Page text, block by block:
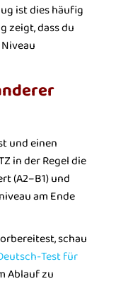
ist dies häufig
zeigt, dass du
und einen
in der Regel die
(A2–B1) und
am Ende
schau
Test für
Ablauf zu